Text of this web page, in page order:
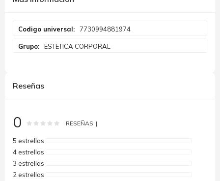
Información
7730994881974
ESTETICA CORPORAL
Reseñas
0 Rating: % of100
RESEÑAS
5 estrellas
4 estrellas
3 estrellas
2 estrellas